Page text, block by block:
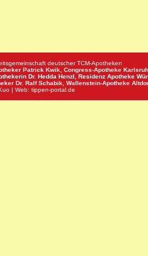
deutscher TCM-Apotheken
Patrick Kwik, Congress-Apotheke
Dr. Hedda Henzl, Residenz Apotheke
Dr. Ralf Schabik, Wallenstein-Apotheke
| Web: tippen-portal.de